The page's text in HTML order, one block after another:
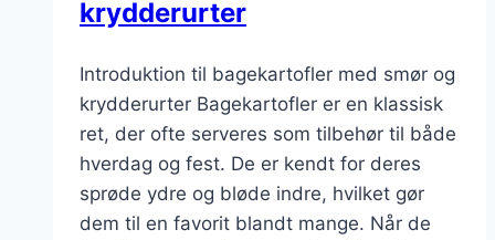
krydderurter
Introduktion til bagekartofler med smør og
krydderurter Bagekartofler er en klassisk
ret, der ofte serveres som tilbehør til både
hverdag og fest. De er kendt for deres
sprøde ydre og bløde indre, hvilket gør
dem til en favorit blandt mange. Når de